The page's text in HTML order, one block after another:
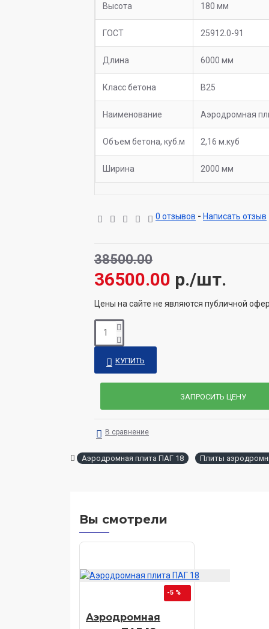
Высота 180 мм
ГОСТ 25912.0-91
Длина 6000 мм
Класс бетона В25
Наименование Аэродромная
Объем бетона, куб.м 2,16 м.куб
Ширина 2000 мм
0 отзывов - Написать отзыв
38500.00
36500.00 р./шт.
Цены на сайте не являются публичной
КУПИТЬ
ЗАПРОСИТЬ ЦЕНУ
В сравнение
Аэродромная плита ПАГ 18 Плиты
Вы смотрели
-5 %
Аэродромная